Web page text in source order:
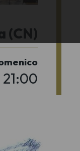
(CN)
21:00